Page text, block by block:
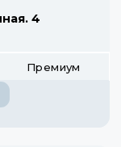
4
Премиум